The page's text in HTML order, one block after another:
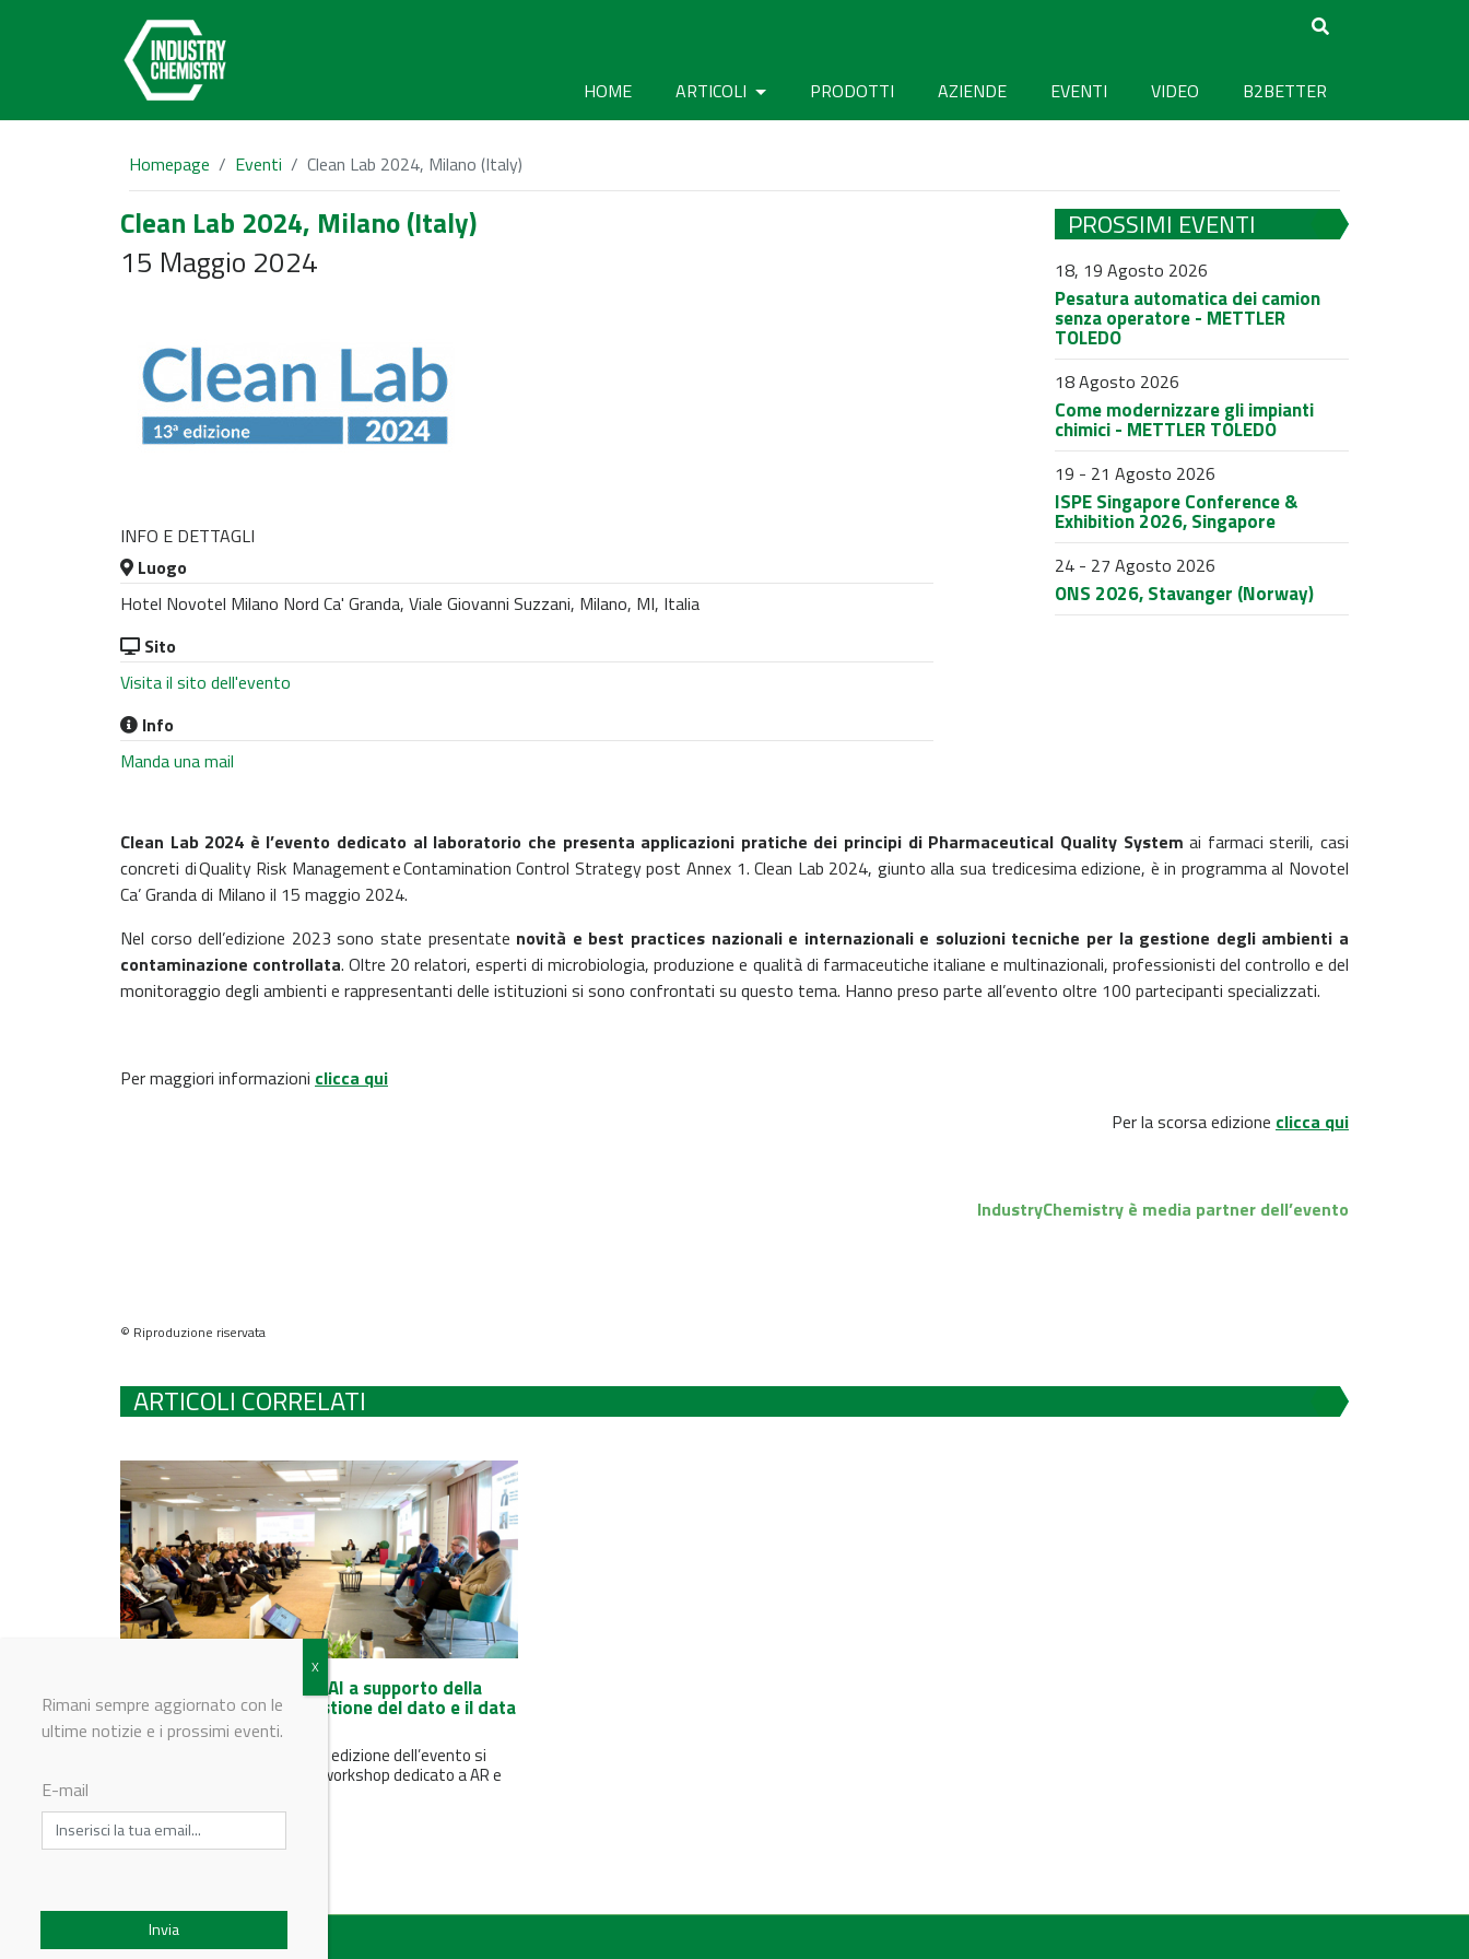
HOME ARTICOLI PRODOTTI AZIENDE EVENTI VIDEO B2BETTER
Homepage Eventi Clean Lab 2024, Milano (Italy)
Clean Lab 2024, Milano (Italy)
15 Maggio 2024
INFO E DETTAGLI
Luogo
Hotel Novotel Milano Nord Ca' Granda, Viale Giovanni Suzzani, Milano, MI, Italia
Sito
Visita il sito dell'evento
Info
Manda una mail
PROSSIMI EVENTI
18, 19 Agosto 2026
Pesatura automatica dei camion
senza operatore - METTLER
TOLEDO
18 Agosto 2026
Come modernizzare gli impianti
chimici - METTLER TOLEDO
19 - 21 Agosto 2026
ISPE Singapore Conference &
Exhibition 2026, Singapore
24 - 27 Agosto 2026
ONS 2026, Stavanger (Norway)
Clean Lab 2024 è l’evento dedicato al laboratorio che presenta applicazioni pratiche dei principi di Pharmaceutical Quality System ai farmaci sterili, casi
concreti di Quality Risk Management e Contamination Control Strategy post Annex 1. Clean Lab 2024, giunto alla sua tredicesima edizione, è in programma al Novotel
Ca’ Granda di Milano il 15 maggio 2024.
Nel corso dell’edizione 2023 sono state presentate novità e best practices nazionali e internazionali e soluzioni tecniche per la gestione degli ambienti a
contaminazione controllata. Oltre 20 relatori, esperti di microbiologia, produzione e qualità di farmaceutiche italiane e multinazionali, professionisti del controllo e del
monitoraggio degli ambienti e rappresentanti delle istituzioni si sono confrontati su questo tema. Hanno preso parte all’evento oltre 100 partecipanti specializzati.
Per maggiori informazioni clicca qui
Per la scorsa edizione clicca qui
IndustryChemistry è media partner dell’evento
© Riproduzione riservata
ARTICOLI CORRELATI
Clean Lab 2024: Annex 1, AI a supporto della
cleaning validation, la gestione del dato e il data
protection integrity
In occasione della tredicesima edizione dell’evento si
svolgerà in live streaming un workshop dedicato a AR e
Rimani sempre aggiornato con le
ultime notizie e i prossimi eventi.
E-mail